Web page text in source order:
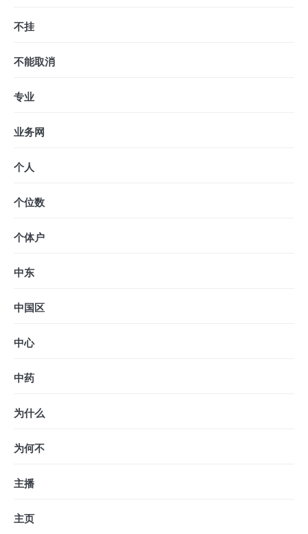
不挂
不能取消
专业
业务网
个人
个位数
个体户
中东
中国区
中心
中药
为什么
为何不
主播
主页